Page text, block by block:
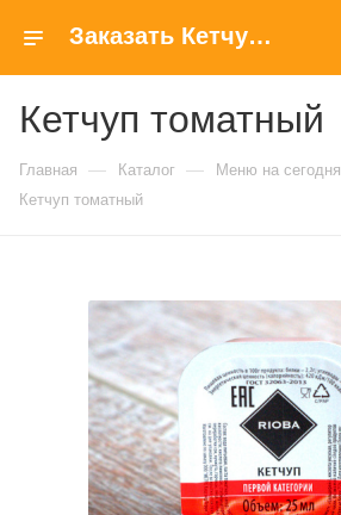
Заказать Кетчуп томатный с доставкой на дом в Москве
Кетчуп томатный
Главная — Каталог — Меню на сегодня
Кетчуп томатный